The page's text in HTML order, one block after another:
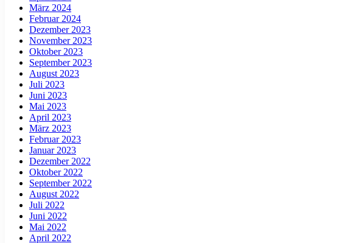
März 2024
Februar 2024
Dezember 2023
November 2023
Oktober 2023
September 2023
August 2023
Juli 2023
Juni 2023
Mai 2023
April 2023
März 2023
Februar 2023
Januar 2023
Dezember 2022
Oktober 2022
September 2022
August 2022
Juli 2022
Juni 2022
Mai 2022
April 2022